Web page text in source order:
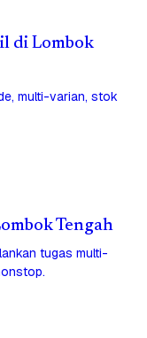
di Lombok
multi-varian, stok
Tengah
tugas multi-